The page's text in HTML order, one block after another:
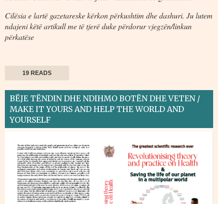
Cilësia e lartë gazetareske kërkon përkushtim dhe dashuri. Ju lutem
ndajeni këtë artikull me të tjerë duke përdorur vjegzën/linkun
përkatëse
19 READS
BËJE TËNDIN DHE NDIHMO BOTËN DHE VETEN /
MAKE IT YOURS AND HELP THE WORLD AND
YOURSELF